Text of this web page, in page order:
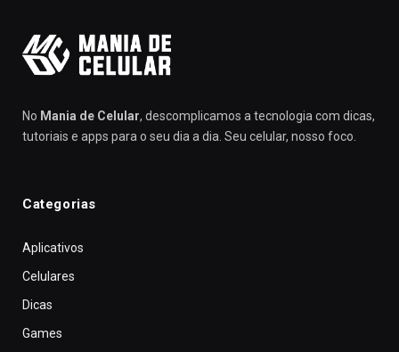
No Mania de Celular, descomplicamos a tecnologia com dicas,
tutoriais e apps para o seu dia a dia. Seu celular, nosso foco.
Categorias
Aplicativos
Celulares
Dicas
Games